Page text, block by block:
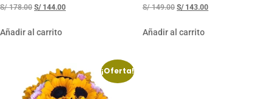
S/178.00 S/ 144.00
Añadir al carrito
S/149.00 S/ 143.00
Añadir al carrito
¡Oferta!